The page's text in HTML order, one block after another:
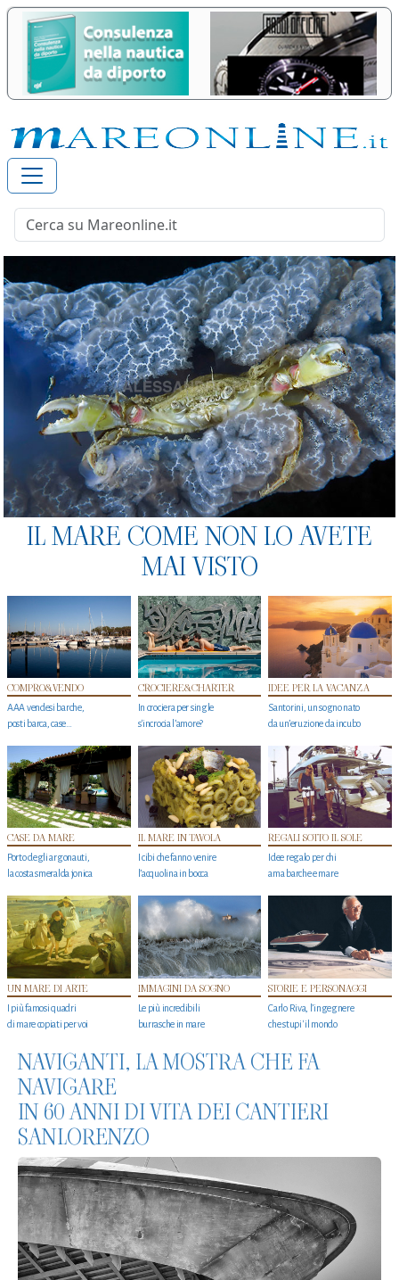
IL MARE COME NON LO AVETE
MAI VISTO
COMPRO&VENDO
AAA vendesi barche,
posti barca, case…
CROCIERE&CHARTER
In crociera per single
s'incrocia l’amore?
IDEE PER LA VACANZA
Santorini, un sogno nato
da un’eruzione da incubo
CASE DA MARE
Porto degli argonauti,
la costa smeralda jonica
IL MARE IN TAVOLA
I cibi che fanno venire
l’acquolina in bocca
REGALI SOTTO IL SOLE
Idee regalo per chi
ama barche e mare
UN MARE DI ARTE
I più famosi quadri
di mare copiati per voi
IMMAGINI DA SOGNO
Le più incredibili
burrasche in mare
STORIE E PERSONAGGI
Carlo Riva, l’ingegnere
che stupi' il mondo
NAVIGANTI, LA MOSTRA CHE FA
NAVIGARE
IN 60 ANNI DI VITA DEI CANTIERI
SANLORENZO